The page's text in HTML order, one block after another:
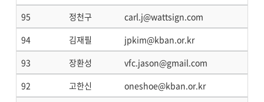
95
정천구 carl.j@wattsign.com
94
김재필 jpkim@kban.or.kr
93
장환성 vfc.jason@gmail.com
92
고한신 oneshoe@kban.or.kr